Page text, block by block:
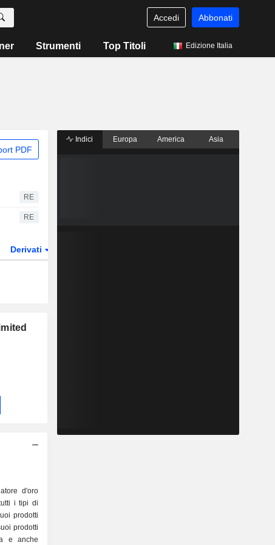
Accedi Abbonati
Strumenti Top Titoli Edizione Italia
PDF
RE
RE
Derivati
d'oro
i tipi di
prodotti
prodotti
e anche
Indici Europa America Asia